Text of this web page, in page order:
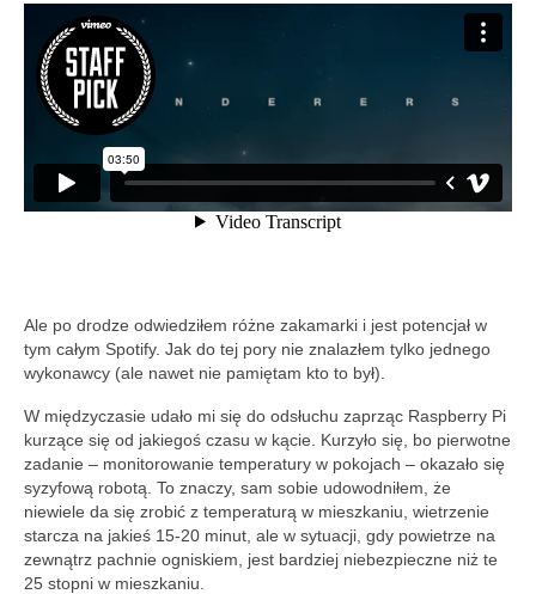
Ale po drodze odwiedziłem różne zakamarki i jest potencjał w
tym całym Spotify. Jak do tej pory nie znalazłem tylko jednego
wykonawcy (ale nawet nie pamiętam kto to był).
W międzyczasie udało mi się do odsłuchu zaprząc Raspberry Pi
kurzące się od jakiegoś czasu w kącie. Kurzyło się, bo pierwotne
zadanie – monitorowanie temperatury w pokojach – okazało się
syzyfową robotą. To znaczy, sam sobie udowodniłem, że
niewiele da się zrobić z temperaturą w mieszkaniu, wietrzenie
starcza na jakieś 15-20 minut, ale w sytuacji, gdy powietrze na
zewnątrz pachnie ogniskiem, jest bardziej niebezpieczne niż te
25 stopni w mieszkaniu.